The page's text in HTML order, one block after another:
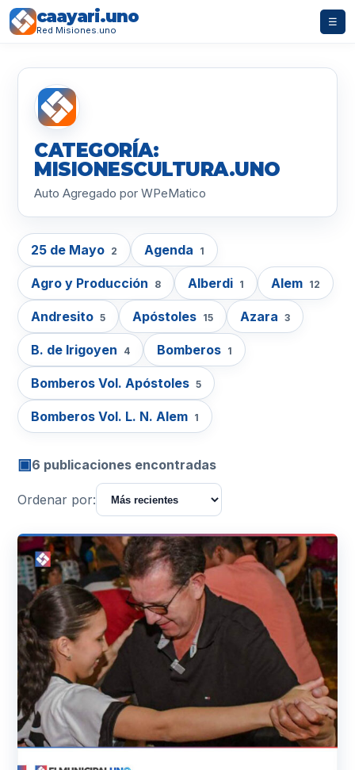
caayari.uno
Red Misiones.uno
☰
CATEGORÍA:
MISIONESCULTURA.UNO
Auto Agregado por WPeMatico
25 de Mayo 2 Agenda 1
Agro y Producción 8 Alberdi 1 Alem 12
Andresito 5 Apóstoles 15 Azara 3
B. de Irigoyen 4 Bomberos 1
Bomberos Vol. Apóstoles 5
Bomberos Vol. L. N. Alem 1
▣6 publicaciones encontradas
Ordenar por: